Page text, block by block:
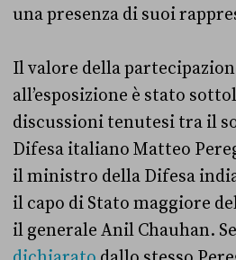
una presenza di suoi
Il valore della
all’esposizione è stato
discussioni tenutesi tra il
Difesa italiano Matteo
il ministro della Difesa
il capo di Stato maggiore
il generale Anil Chauhan.